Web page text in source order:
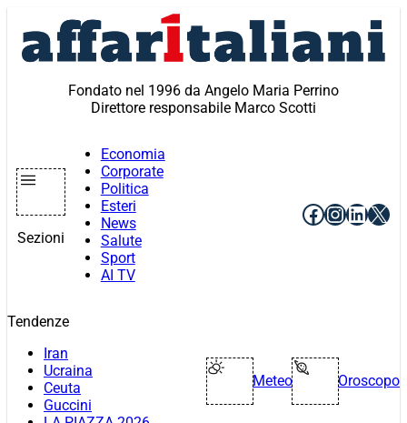
contenuto
Fondato nel 1996 da Angelo Maria Perrino
Direttore responsabile Marco Scotti
Sezioni
Economia
Corporate
Politica
Esteri
News
Salute
Sport
AI TV
Facebook
X
Tendenze
Iran
Ucraina
Ceuta
Guccini
Meteo Oroscopo